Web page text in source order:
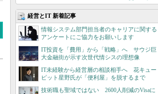
経営とIT 新着記事
情報システム部門担当者のキャリアに関する
アンケートにご協力をお願いします
IT投資を「費用」から「戦略」へ サウジ巨
大金融街が示す次世代情シスの理想像
IT未経験から経営層の相談相手へ 花キュー
ピット星野氏が「便利屋」を脱するまで
技術職も聖域ではない 2600人削減のVisaに